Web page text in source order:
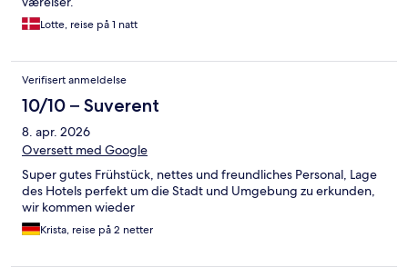
Lotte, reise på 1 natt
Verifisert anmeldelse
10/10 – Suverent
8. apr. 2026
Oversett med Google
Super gutes Frühstück, nettes und freundliches Personal, Lage
des Hotels perfekt um die Stadt und Umgebung zu erkunden,
wir kommen wieder
Krista, reise på 2 netter